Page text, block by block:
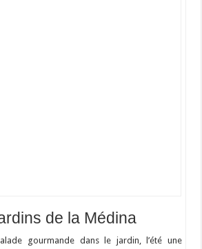
de la Médina
gourmande dans le jardin, l’été une